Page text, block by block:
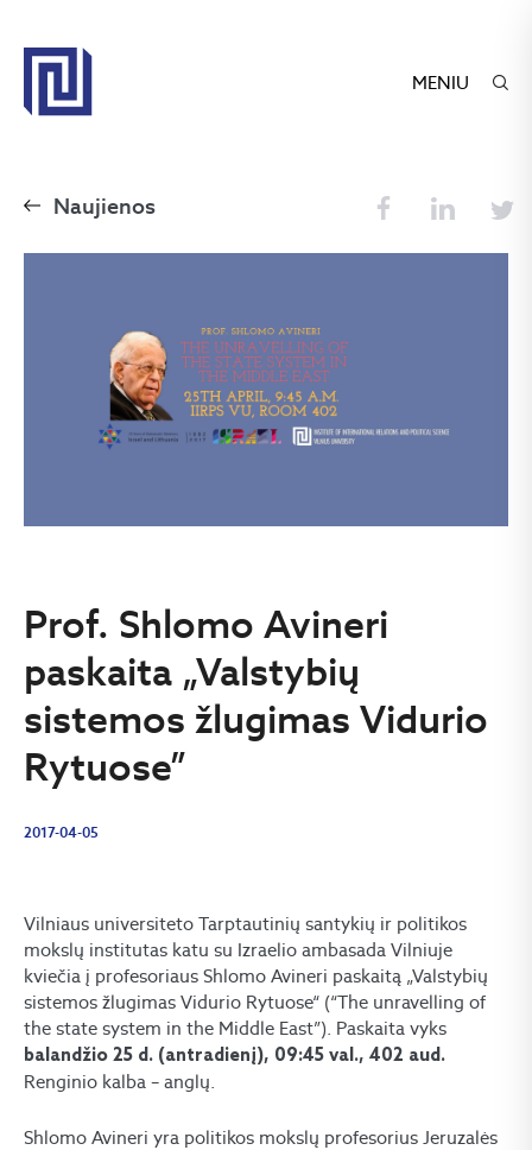
MENIU
Naujienos
Prof. Shlomo Avineri
paskaita „Valstybių
sistemos žlugimas Vidurio
Rytuose”
2017-04-05
Vilniaus universiteto Tarptautinių santykių ir politikos
mokslų institutas katu su Izraelio ambasada Vilniuje
kviečia į profesoriaus Shlomo Avineri paskaitą „Valstybių
sistemos žlugimas Vidurio Rytuose“ (“The unravelling of
the state system in the Middle East”). Paskaita vyks
balandžio 25 d. (antradienį), 09:45 val., 402 aud.
Renginio kalba – anglų.
Shlomo Avineri yra politikos mokslų profesorius Jeruzalės